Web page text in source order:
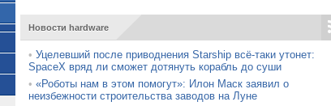
Новости hardware
• Уцелевший после приводнения Starship всё-таки утонет:
SpaceX вряд ли сможет дотянуть корабль до суши
• «Роботы нам в этом помогут»: Илон Маск заявил о
неизбежности строительства заводов на Луне